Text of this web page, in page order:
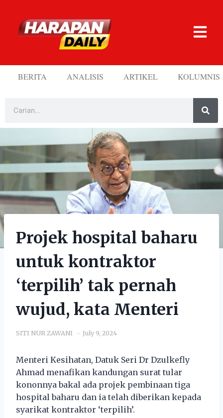
BERITA ANALISIS ARTIKEL KOLUMNIS
Projek hospital baharu
untuk kontraktor
‘terpilih’ tak pernah
wujud, kata Menteri
SITI NUR ZAWANI July 9, 2024
Menteri Kesihatan, Datuk Seri Dr Dzulkefly
Ahmad menafikan kandungan surat tular
kononnya bakal ada projek pembinaan tiga
hospital baharu dan ia telah diberikan kepada
syarikat kontraktor ‘terpilih’.